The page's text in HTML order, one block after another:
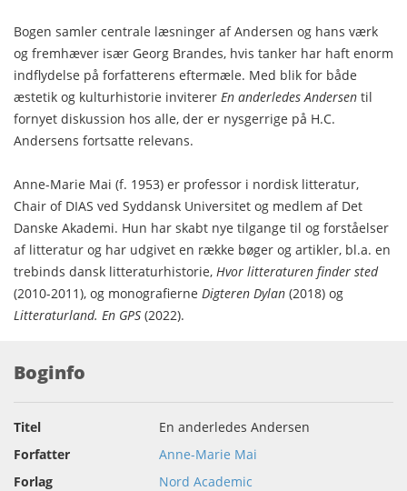
Bogen samler centrale læsninger af Andersen og hans værk
og fremhæver især Georg Brandes, hvis tanker har haft enorm
indflydelse på forfatterens eftermæle. Med blik for både
æstetik og kulturhistorie inviterer En anderledes Andersen til
fornyet diskussion hos alle, der er nysgerrige på H.C.
Andersens fortsatte relevans.
Anne-Marie Mai (f. 1953) er professor i nordisk litteratur,
Chair of DIAS ved Syddansk Universitet og medlem af Det
Danske Akademi. Hun har skabt nye tilgange til og forståelser
af litteratur og har udgivet en række bøger og artikler, bl.a. en
trebinds dansk litteraturhistorie, Hvor litteraturen finder sted
(2010-2011), og monografierne Digteren Dylan (2018) og
Litteraturland. En GPS (2022).
Boginfo
Titel
En anderledes Andersen
Forfatter
Anne-Marie Mai
Forlag
Nord Academic